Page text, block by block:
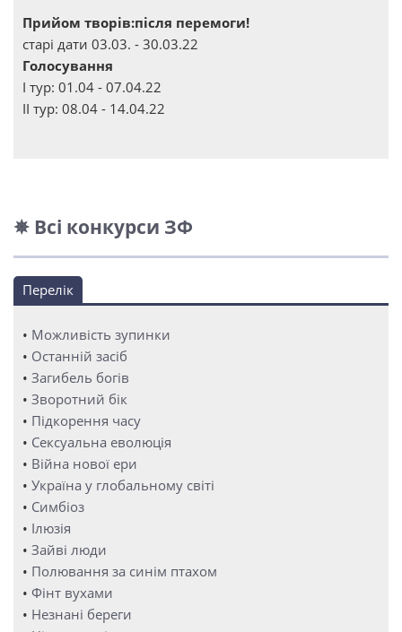
Прийом творів:після перемоги!
старі дати 03.03. - 30.03.22
Голосування
І тур: 01.04 - 07.04.22
ІІ тур: 08.04 - 14.04.22
✵ Всі конкурси ЗФ
Перелік
• Можливість зупинки
• Останній засіб
• Загибель богів
• Зворотний бік
• Підкорення часу
• Сексуальна еволюція
• Війна нової ери
• Україна у глобальному світі
• Симбіоз
• Ілюзія
• Зайві люди
• Полювання за синім птахом
• Фінт вухами
• Незнані береги